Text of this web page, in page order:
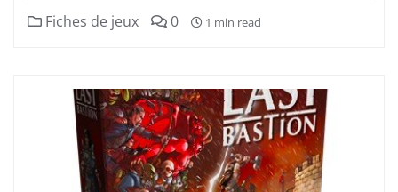
Fiches de jeux 0 1 min read